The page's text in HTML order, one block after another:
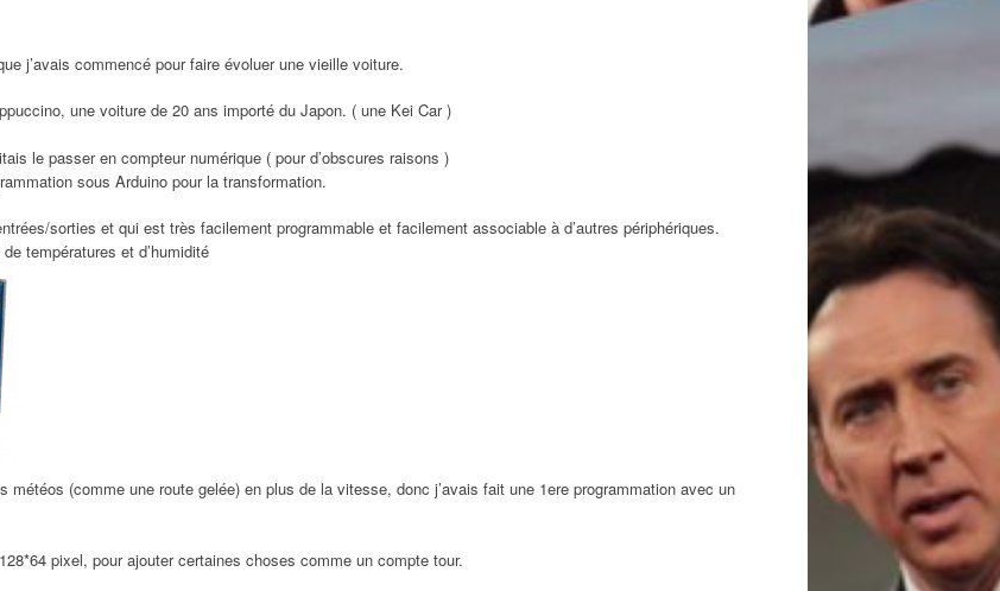
j’avais commencé pour faire évoluer une vieille voiture.
une voiture de 20 ans importé du Japon. ( une Kei Car )
le passer en compteur numérique ( pour d’obscures raisons )
sous Arduino pour la transformation.
sorties et qui est très facilement programmable et facilement associable à d’autres périphériques.
températures et d’humidité
(comme une route gelée) en plus de la vitesse, donc j’avais fait une 1ere programmation avec un
pixel, pour ajouter certaines choses comme un compte tour.